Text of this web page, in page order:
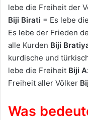
lebe die Freiheit der
Biji Birati = Es lebe
Es lebe der Frieden
alle Kurden Biji
kurdische und
lebe die Freiheit Biji
Freiheit aller Völker
Was